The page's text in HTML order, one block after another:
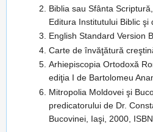
Biblia sau Sfânta
Editura Institutului Biblic şi
English Standard Version
Carte de învăţătură
Arhiepiscopia Ortodoxă
ediţia I de Bartolomeu
Mitropolia Moldovei şi
predicatorului de Dr.
Bucovinei, Iaşi, 2000,